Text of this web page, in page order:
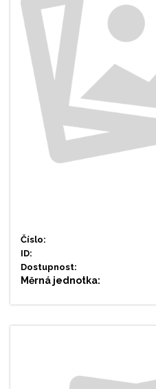
Číslo:
ID:
Dostupnost:
Měrná jednotka: